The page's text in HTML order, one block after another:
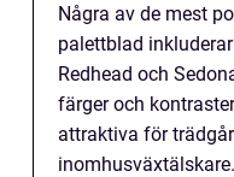
Några av de mest
palettblad
Redhead och
färger och
attraktiva för
inomhusväxtälskare.